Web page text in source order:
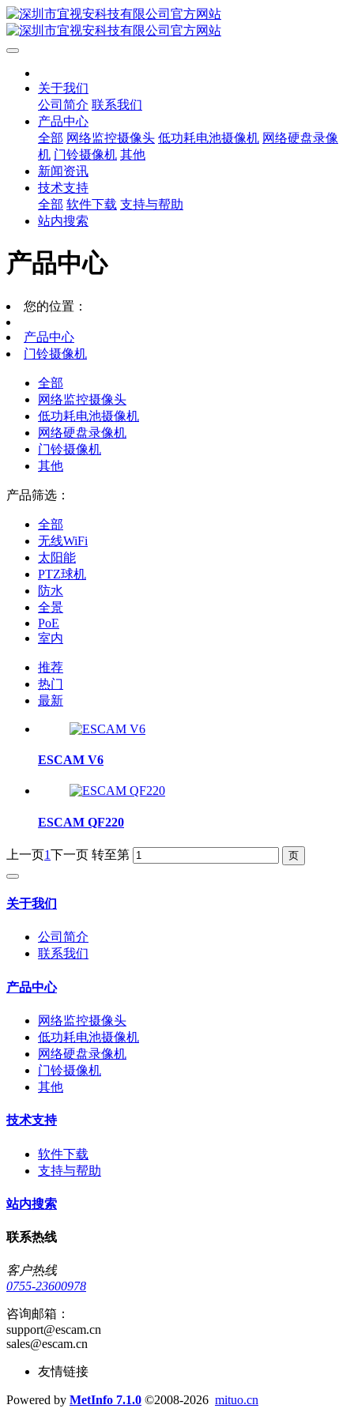
关于我们
公司简介 联系我们
产品中心
全部 网络监控摄像头 低功耗电池摄像机 网络硬盘录像
机 门铃摄像机 其他
新闻资讯
技术支持
全部 软件下载 支持与帮助
站内搜索
产品中心
您的位置：
产品中心
门铃摄像机
全部
网络监控摄像头
低功耗电池摄像机
网络硬盘录像机
门铃摄像机
其他
产品筛选：
全部
无线WiFi
太阳能
PTZ球机
防水
全景
PoE
室内
推荐
热门
最新
ESCAM V6
ESCAM QF220
上一页1下一页 转至第
关于我们
公司简介
联系我们
产品中心
网络监控摄像头
低功耗电池摄像机
网络硬盘录像机
门铃摄像机
其他
技术支持
软件下载
支持与帮助
站内搜索
联系热线
客户热线
0755-23600978
咨询邮箱：
support@escam.cn
sales@escam.cn
友情链接
Powered by MetInfo 7.1.0 ©2008-2026 mituo.cn